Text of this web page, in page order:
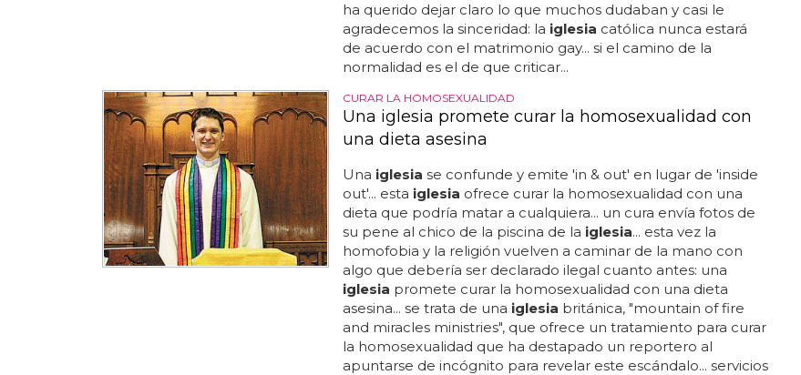
ha querido dejar claro lo que muchos dudaban y casi le
agradecemos la sinceridad: la iglesia católica nunca estará
de acuerdo con el matrimonio gay... si el camino de la
normalidad es el de que criticar...
CURAR LA HOMOSEXUALIDAD
Una iglesia promete curar la homosexualidad con
una dieta asesina
Una iglesia se confunde y emite 'in & out' en lugar de 'inside
out'... esta iglesia ofrece curar la homosexualidad con una
dieta que podría matar a cualquiera... un cura envía fotos de
su pene al chico de la piscina de la iglesia... esta vez la
homofobia y la religión vuelven a caminar de la mano con
algo que debería ser declarado ilegal cuanto antes: una
iglesia promete curar la homosexualidad con una dieta
asesina... se trata de una iglesia británica, "mountain of fire
and miracles ministries", que ofrece un tratamiento para curar
la homosexualidad que ha destapado un reportero al
apuntarse de incógnito para revelar este escándalo... servicios